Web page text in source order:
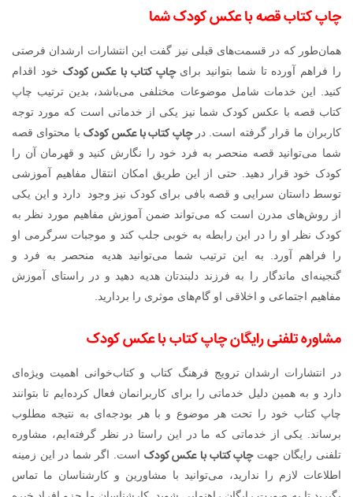
چاپ کتاب قصه با عکس کودک شما
همان‌طور که در قسمت‌های قبلی نیز گفت این انتشارات ارشدان فرصتی
را فراهم آورده تا شما بتوانید برایچاپ کتاب با عکس کودک خود اقدام
کنید. این خدمات شامل موضوعات مختلفی می‌باشد، بدین ترتیب چاپ
کتاب قصه با عکس کودک شما نیز یکی از خدماتی است که مورد توجه
کاربران ما قرار گرفته است. درچاپ کتاب با عکس کودکبا محتوای قصه
شما می‌توانید قصه منحصر به فرد خود را نگارش کنید و قهرمان آن را
کودک خود قرار دهید. حتی از این طریق امکان انتقال مفاهیم آموزشی
توسط داستان سرایی و قصه بافی برای کودک نیز وجود دارد و این یکی
از روش‌های مدرن است که می‌تواند ضمن آموزش مفاهیم مورد نظر به
کودک نظر او را در این رابطه به خوبی جلب کند و موجبات سرگرمی او
را فراهم آورد. به این ترتیب شما می‌توانید هدیه منحصر به فرد و
گنجینه‌ای ماندگار را به فرزند دلبندتان هدیه دهید و در راستای آموزش
مفاهیم اجتماعی و اخلاقی او گام‌های موثری را بردارید.
مشاوره تلفنی رایگان چاپ کتاب با عکس کودک
در انتشارات ارشدان ترویج فرهنگ کتاب و کتاب‌خوانی اهمیت ویژه‌ای
دارد و به همین دلیل خدماتی را برای کاربرانمان فعال کرده‌ایم تا بتوانند
چاپ کتاب خود را تحت هر موضوع و با هر بودجه‌ای به نتیجه مطلوب
برساند. یکی از خدماتی که ما در این راستا در نظر گرفته‌ایم، مشاوره
تلفنی رایگان جهتچاپ کتاب با عکس کودک است. اگر شما در این زمینه
اطلاعات لازم را ندارید، می‌توانید با مشاورین و کارشناسان ما تماس